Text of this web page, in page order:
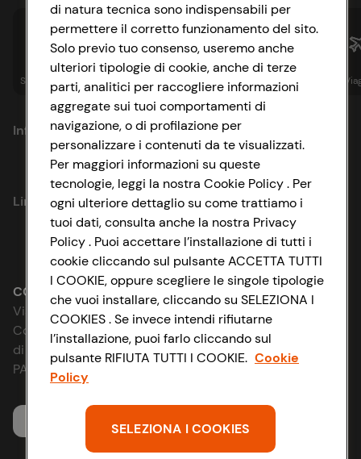
Spesa online Assicurazioni Sapori& Istituzionale
Informazioni
Privacy Policy
Cookie Policy
Impostazioni Cookie
Accessibilità
D&I e Parità di Genere
Strategia Fiscale
Link utili
Lavora con noi
Le cooperative
News & Approfondimenti
Richiami prodotto
Whistleblowing
CONAD SOCIETÀ COOPERATIVA
Via Michelino, 59 | 40127 BOLOGNA
Codice Fiscale e Registro Imprese
di Bologna 00865960157
PARTITA IVA 03320960374
Servizio clienti
di natura tecnica sono indispensabili per
permettere il corretto funzionamento del sito.
Solo previo tuo consenso, useremo anche
ulteriori tipologie di cookie, anche di terze
parti, analitici per raccogliere informazioni
aggregate sui tuoi comportamenti di
navigazione, o di profilazione per
personalizzare i contenuti da te visualizzati.
Per maggiori informazioni su queste
tecnologie, leggi la nostra Cookie Policy . Per
ogni ulteriore dettaglio su come trattiamo i
tuoi dati, consulta anche la nostra Privacy
Policy . Puoi accettare l’installazione di tutti i
cookie cliccando sul pulsante ACCETTA TUTTI
I COOKIE, oppure scegliere le singole tipologie
che vuoi installare, cliccando su SELEZIONA I
COOKIES . Se invece intendi rifiutarne
l’installazione, puoi farlo cliccando sul
pulsante RIFIUTA TUTTI I COOKIE. Cookie
Policy
SELEZIONA I COOKIES